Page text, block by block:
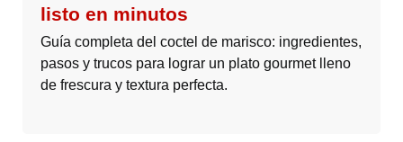
listo en minutos
Guía completa del coctel de marisco: ingredientes,
pasos y trucos para lograr un plato gourmet lleno
de frescura y textura perfecta.